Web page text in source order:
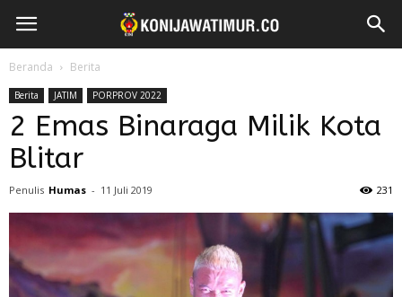
Beranda Berita
Berita JATIM PORPROV 2022
2 Emas Binaraga Milik Kota
Blitar
Penulis Humas - 11 Juli 2019 231